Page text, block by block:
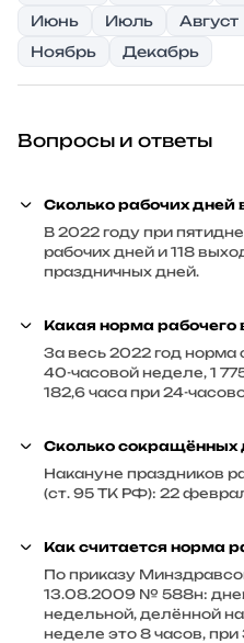
Июнь
Июль Август
Ноябрь
Декабрь
Вопросы и ответы
Сколько рабочих дней
В 2022 году при
рабочих дней и 118
праздничных дней.
Какая норма рабочего
За весь 2022 год норма
40-часовой неделе, 1
182,6 часа при 24-
Сколько сокращённых
Накануне праздников
(ст. 95 ТК РФ): 22
Как считается норма
По приказу
13.08.2009 № 588н:
недельной, делённой
неделе это 8 часов, при